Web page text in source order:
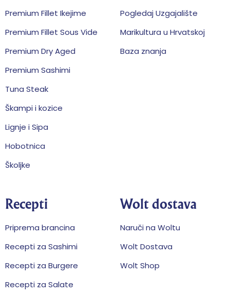
Premium Fillet Ikejime
Premium Fillet Sous Vide
Premium Dry Aged
Premium Sashimi
Tuna Steak
Škampi i kozice
Lignje i Sipa
Hobotnica
Školjke
Pogledaj Uzgajalište
Marikultura u Hrvatskoj
Baza znanja
Recepti
Priprema brancina
Recepti za Sashimi
Recepti za Burgere
Recepti za Salate
Wolt dostava
Naruči na Woltu
Wolt Dostava
Wolt Shop